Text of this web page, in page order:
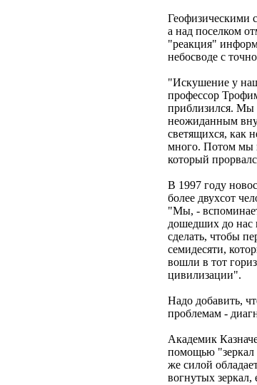
Геофизическими
а над поселком
"реакция"
небосводе с
"Искушение у
профессор
приблизился. Мы
неожиданным
светящихся, как
много. Потом мы
который
В 1997 году
более двухсот
"Мы, -
дошедших до нас
сделать, чтобы
семидесяти,
вошли в тот
цивилизации".
Надо добавить,
проблемам -
Академик
помощью "зеркал
же силой
вогнутых